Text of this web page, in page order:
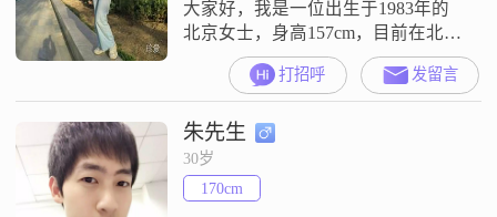
域里不断进步，实现自己的价值。
我热
大家好，我是一位出生于1983年的
北京女士，身高157cm，目前在北京
工作，月收入在12001到20000元之
间##3002##我拥有大学本科学历，
性格上我比较善解人意，总是希望
能理解他人的想法和感受##3002##
在生活中我是乐观积极的，面对困
难不会轻易放弃，总是以正面的心
态去解决问题##3002##我非常重视
打招呼 发留言
朱先生
30岁
170cm